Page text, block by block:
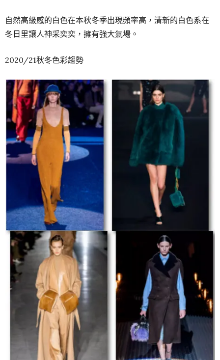
自然高級感的白色在本秋冬季出現頻率高，清新的白色系在
冬日里讓人神采奕奕，擁有強大氣場。
2020/21秋冬色彩趨勢